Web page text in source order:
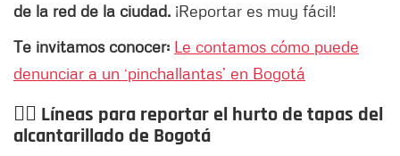
de la red de la ciudad. ¡Reportar es muy fácil!
Te invitamos conocer: Le contamos cómo puede
denunciar a un ‘pinchallantas’ en Bogotá
👉🏻 Líneas para reportar el hurto de tapas del
alcantarillado de Bogotá